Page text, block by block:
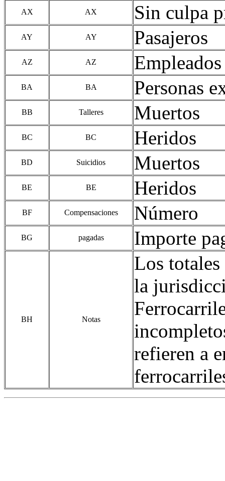
AX AX Sin culpa
AY AY Pasajeros
AZ AZ
BA BA Personas
BB Talleres Muertos
BC BC Heridos
BD Suicidios Muertos
BE BE Heridos
BF Compensaciones Número
BG pagadas Importe
BH Notas
Los
la
refieren a